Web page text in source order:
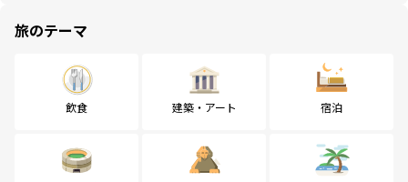
旅のテーマ
飲食 建築・アート 宿泊